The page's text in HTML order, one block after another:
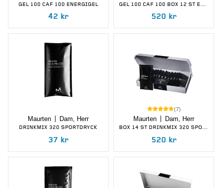
GEL 100 CAF 100 ENERGIGEL
42 kr
GEL 100 CAF 100 BOX 12 ST ENERGIGEL
520 kr
Maurten Dam, Herr
DRINKMIX 320 SPORTDRYCK
37 kr
(7)
Maurten Dam, Herr
BOX 14 ST DRINKMIX 320 SPORTDRYCK
520 kr